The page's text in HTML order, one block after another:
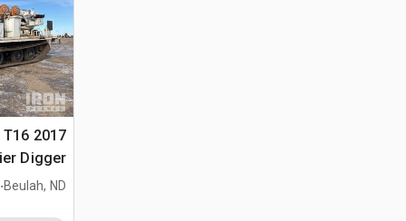
T16
Digger
Terex
Beulah, ND
.